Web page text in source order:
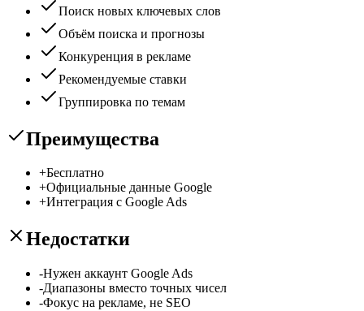
Поиск новых ключевых слов
Объём поиска и прогнозы
Конкуренция в рекламе
Рекомендуемые ставки
Группировка по темам
Преимущества
+Бесплатно
+Официальные данные Google
+Интеграция с Google Ads
Недостатки
-Нужен аккаунт Google Ads
-Диапазоны вместо точных чисел
-Фокус на рекламе, не SEO